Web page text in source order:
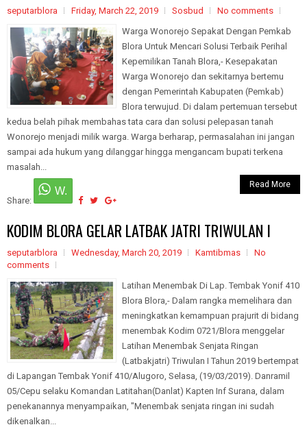
seputarblora Friday, March 22, 2019 Sosbud
No comments
Warga Wonorejo Sepakat Dengan Pemkab
Blora Untuk Mencari Solusi Terbaik Perihal
Kepemilikan Tanah Blora,- Kesepakatan
Warga Wonorejo dan sekitarnya bertemu
dengan Pemerintah Kabupaten (Pemkab)
Blora terwujud. Di dalam pertemuan tersebut
kedua belah pihak membahas tata cara dan solusi pelepasan tanah
Wonorejo menjadi milik warga. Warga berharap, permasalahan ini jangan
sampai ada hukum yang dilanggar hingga mengancam bupati terkena
masalah...
Share:
Read More
KODIM BLORA GELAR LATBAK JATRI TRIWULAN I
seputarblora Wednesday, March 20, 2019 Kamtibmas
No
comments
Latihan Menembak Di Lap. Tembak Yonif 410
Blora Blora,- Dalam rangka memelihara dan
meningkatkan kemampuan prajurit di bidang
menembak Kodim 0721/Blora menggelar
Latihan Menembak Senjata Ringan
(Latbakjatri) Triwulan I Tahun 2019 bertempat
di Lapangan Tembak Yonif 410/Alugoro, Selasa, (19/03/2019). Danramil
05/Cepu selaku Komandan Latitahan(Danlat) Kapten Inf Surana, dalam
penekanannya menyampaikan, "Menembak senjata ringan ini sudah
dikenalkan...